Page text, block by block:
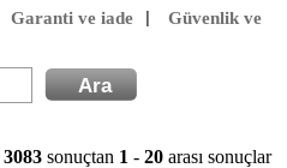
Garanti ve iade
Güvenlik ve
3083 sonuçtan 1 - 20 arası sonuçlar